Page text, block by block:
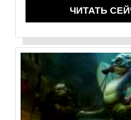
ЧИТАТЬ